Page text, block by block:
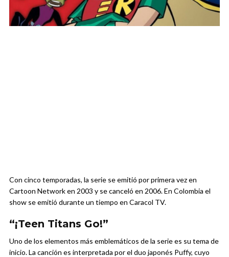
Con cinco temporadas, la serie se emitió por primera vez en
Cartoon Network en 2003 y se canceló en 2006. En Colombia el
show se emitió durante un tiempo en Caracol TV.
“¡Teen Titans Go!”
Uno de los elementos más emblemáticos de la serie es su tema de
inicio. La canción es interpretada por el duo japonés Puffy, cuyo